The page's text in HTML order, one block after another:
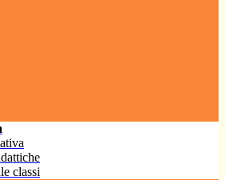
classi